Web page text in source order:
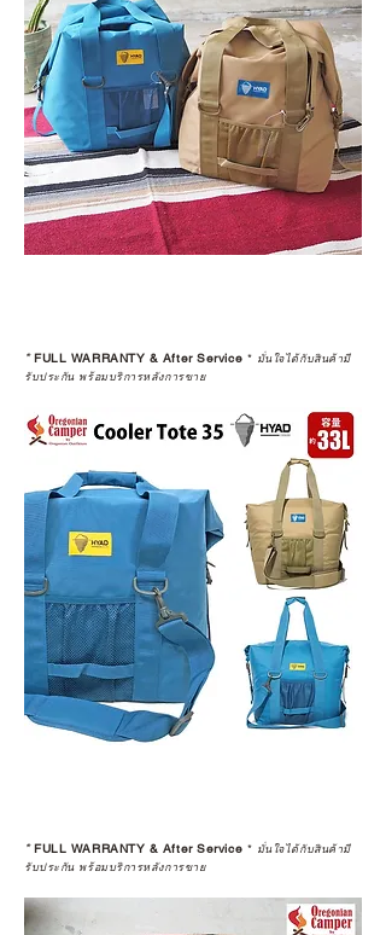
*FULL WARRANTY & After Service * มั่นใจได้กับสินค้ามี
รับประกัน พร้อมบริการหลังการขาย
*FULL WARRANTY & After Service * มั่นใจได้กับสินค้ามี
รับประกัน พร้อมบริการหลังการขาย